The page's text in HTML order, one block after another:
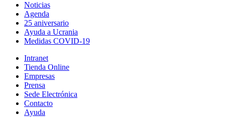
Noticias
Agenda
25 aniversario
Ayuda a Ucrania
Medidas COVID-19
Intranet
Tienda Online
Empresas
Prensa
Sede Electrónica
Contacto
Ayuda